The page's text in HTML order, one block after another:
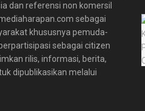
dan referensi non komersil
sebagai
khususnya pemuda-
sebagai citizen
rilis, informasi, berita,
dipublikasikan melalui